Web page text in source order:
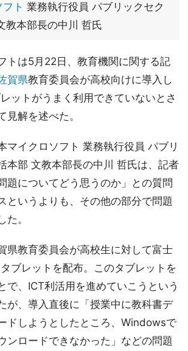
ト 業務執行役員 パブリックセク
教本部長の中川 哲氏
トは5月22日、教育機関に関する記
賀県教育委員会が高校向けに導入し
ットがうまく利用できていないとさ
見解を述べた。
マイクロソフト 業務執行役員 パブリ
本部 文教本部長の中川 哲氏は、記者
題についてどう思うのか」との質問
というよりも、その他の部分で問題
た。
県教育委員会が高校生に対して富士
ブレットを配布。このタブレットを
で、ICT利活用を進めていこうという
が、導入直後に「授業中に教科書デ
ドしようとしたところ、Windowsで
ンロードできなかった」などの問題